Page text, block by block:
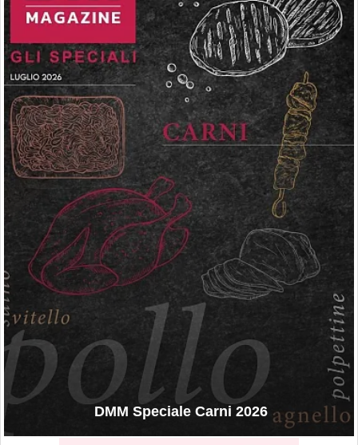
DMM Speciale Carni 2026